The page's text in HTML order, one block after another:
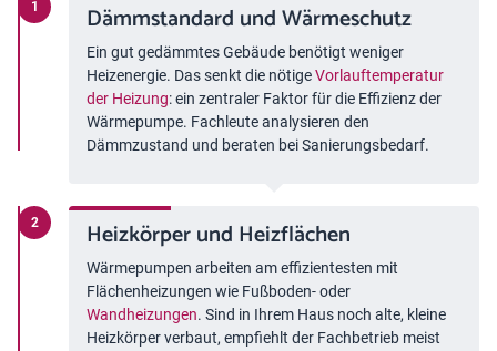
Dämmstandard und Wärmeschutz
Ein gut gedämmtes Gebäude benötigt weniger
Heizenergie. Das senkt die nötigeVorlauftemperatur
der Heizung: ein zentraler Faktor für die Effizienz der
Wärmepumpe. Fachleute analysieren den
Dämmzustand und beraten bei Sanierungsbedarf.
Heizkörper und Heizflächen
Wärmepumpen arbeiten am effizientesten mit
Flächenheizungen wie Fußboden- oder
Wandheizungen. Sind in Ihrem Haus noch alte, kleine
Heizkörper verbaut, empfiehlt der Fachbetrieb meist